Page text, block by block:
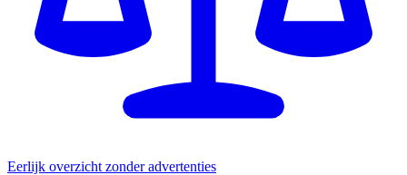
Eerlijk overzicht zonder advertenties